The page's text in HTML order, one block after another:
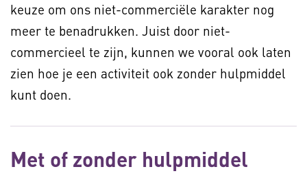
keuze om ons niet-commerciële karakter nog
meer te benadrukken. Juist door niet-
commercieel te zijn, kunnen we vooral ook laten
zien hoe je een activiteit ook zonder hulpmiddel
kunt doen.
Met of zonder hulpmiddel